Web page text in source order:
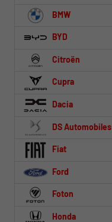
BMW
BYD
Citroën
Cupra
Dacia
DS Automobiles
Fiat
Ford
Foton
Honda